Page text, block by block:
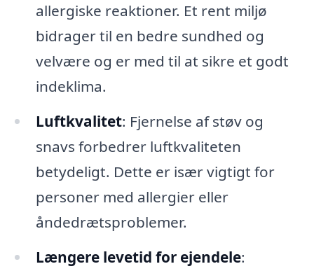
allergiske reaktioner. Et rent miljø
bidrager til en bedre sundhed og
velvære og er med til at sikre et godt
indeklima.
Luftkvalitet: Fjernelse af støv og
snavs forbedrer luftkvaliteten
betydeligt. Dette er især vigtigt for
personer med allergier eller
åndedrætsproblemer.
Længere levetid for ejendele: